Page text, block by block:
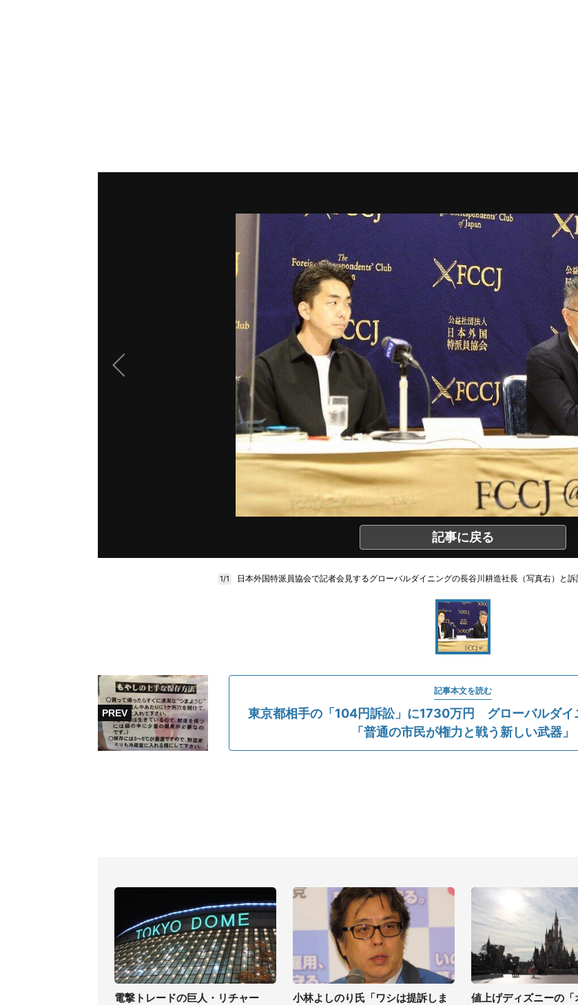
記事に戻る
1/1 日本外国特派員協会で記者会見するグローバルダイニングの長谷川耕造社長（写真右）と訴
記事本文を読む
東京都相手の「104円訴訟」に1730万円 グローバルダイ
「普通の市民が権力と戦う新しい武器」
電撃トレードの巨人・リチャー
小林よしのり氏「ワシは提訴しま
値上げディズニーの「